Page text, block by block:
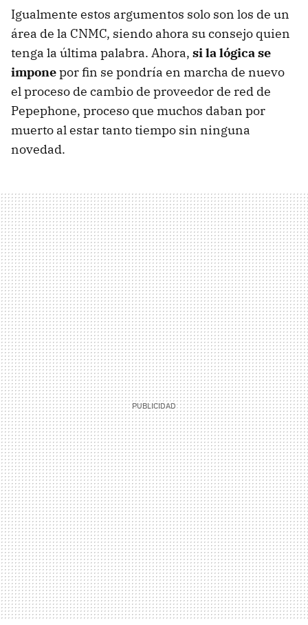
Igualmente estos argumentos solo son los de un
área de la CNMC, siendo ahora su consejo quien
tenga la última palabra. Ahora, si la lógica se
imponepor fin se pondría en marcha de nuevo
el proceso de cambio de proveedor de red de
Pepephone, proceso que muchos daban por
muerto al estar tanto tiempo sin ninguna
novedad.